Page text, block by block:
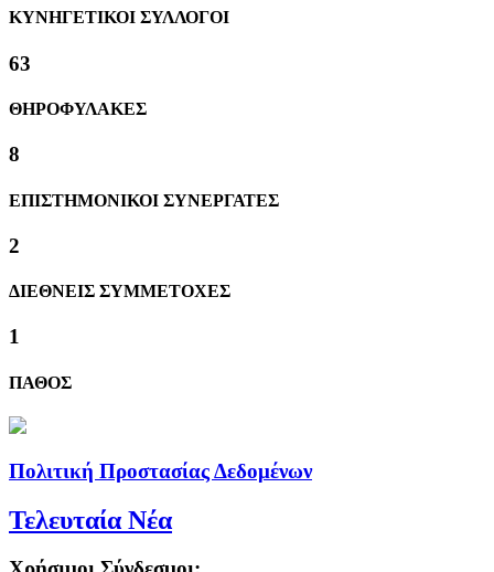
ΚΥΝΗΓΕΤΙΚΟΙ ΣΥΛΛΟΓΟΙ
63
ΘΗΡΟΦΥΛΑΚΕΣ
8
ΕΠΙΣΤΗΜΟΝΙΚΟΙ ΣΥΝΕΡΓΑΤΕΣ
2
ΔΙΕΘΝΕΙΣ ΣΥΜΜΕΤΟΧΕΣ
1
ΠΑΘΟΣ
Πολιτική Προστασίας Δεδομένων
Τελευταία Νέα